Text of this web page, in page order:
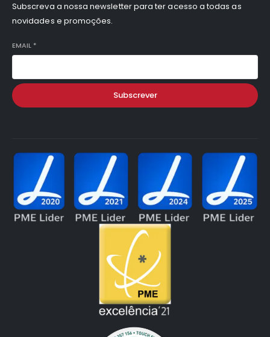
Subscreva a nossa newsletter para ter acesso a todas as
novidades e promoções.
EMAIL *
Subscrever